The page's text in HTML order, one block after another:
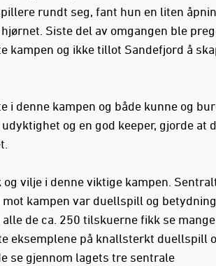
rundt seg, fant hun en liten
Siste del av omgangen ble
kampen og ikke tillot Sandefjord å
i denne kampen og både kunne og
og en god keeper, gjorde at
vilje i denne viktige kampen.
kampen var duellspill og
de ca. 250 tilskuerne fikk se
eksemplene på knallsterkt duellspill
se gjennom lagets tre sentrale